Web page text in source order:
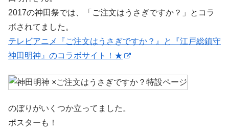
2017の神田祭では、「ご注文はうさぎですか？」とコラ
ボされてました。
テレビアニメ『ご注文はうさぎですか？』と『江戸総鎮守
神田明神』のコラボサイト！★
のぼりがいくつか立ってました。
ポスターも！